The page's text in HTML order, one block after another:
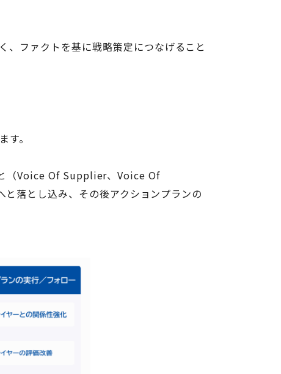
、ファクトを基に戦略策定につなげること
。
（Voice Of Supplier、Voice Of
落とし込み、その後アクションプランの